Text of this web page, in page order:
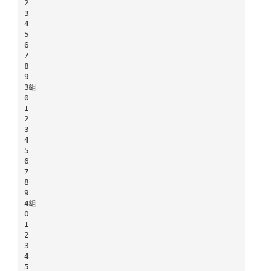
2
3
4
5
6
7
8
9
3組
0
1
2
3
4
5
6
7
8
9
4組
0
1
2
3
4
5